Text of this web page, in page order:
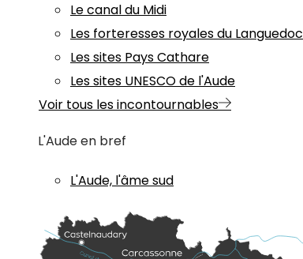
Le canal du Midi
Les forteresses royales du Languedoc
Les sites Pays Cathare
Les sites UNESCO de l'Aude
Voir tous les incontournables
L'Aude en bref
L'Aude, l'âme sud